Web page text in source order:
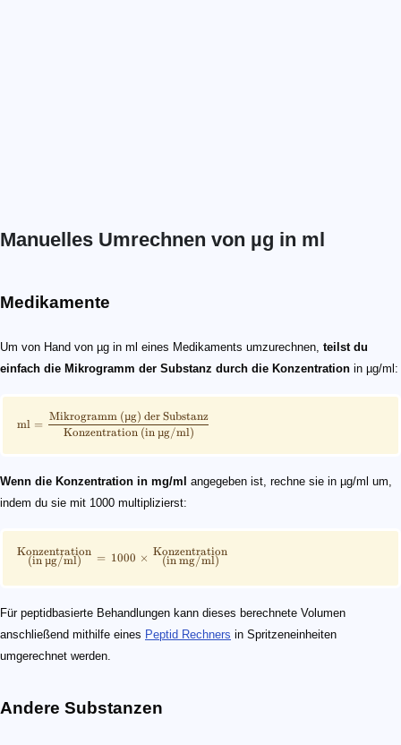
Manuelles Umrechnen von µg in ml
Medikamente
Um von Hand von µg in ml eines Medikaments umzurechnen, teilst du
einfach die Mikrogramm der Substanz durch die Konzentration in µg/ml:
ml =
Konzentration (in µg/ml)
Mikrogramm (µg) der Substanz
Wenn die Konzentration in mg/ml angegeben ist, rechne sie in µg/ml um,
indem du sie mit 1000 multiplizierst:
Konzentration
(in µg/ml) = 1000 × Konzentration
(in mg/ml)
Für peptidbasierte Behandlungen kann dieses berechnete Volumen
anschließend mithilfe eines Peptid Rechners in Spritzeneinheiten
umgerechnet werden.
Andere Substanzen